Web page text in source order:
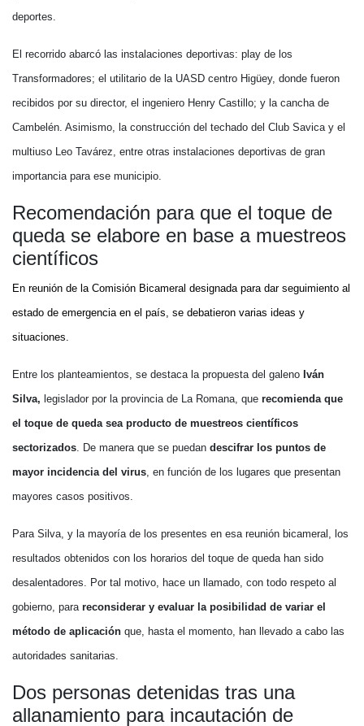
deportes.
El recorrido abarcó las instalaciones deportivas: play de los
Transformadores; el utilitario de la UASD centro Higüey, donde fueron
recibidos por su director, el ingeniero Henry Castillo; y la cancha de
Cambelén. Asimismo, la construcción del techado del Club Savica y el
multiuso Leo Tavárez, entre otras instalaciones deportivas de gran
importancia para ese municipio.
Recomendación para que el toque de
queda se elabore en base a muestreos
científicos
En reunión de la Comisión Bicameral designada para dar seguimiento al
estado de emergencia en el país, se debatieron varias ideas y
situaciones.
Entre los planteamientos, se destaca la propuesta del galeno Iván
Silva, legislador por la provincia de La Romana, que recomienda que
el toque de queda sea producto de muestreos científicos
sectorizados . De manera que se puedan descifrar los puntos de
mayor incidencia del virus , en función de los lugares que presentan
mayores casos positivos.
Para Silva, y la mayoría de los presentes en esa reunión bicameral, los
resultados obtenidos con los horarios del toque de queda han sido
desalentadores. Por tal motivo, hace un llamado, con todo respeto al
gobierno, para reconsiderar y evaluar la posibilidad de variar el
método de aplicación que, hasta el momento, han llevado a cabo las
autoridades sanitarias.
Dos personas detenidas tras una
allanamiento para incautación de